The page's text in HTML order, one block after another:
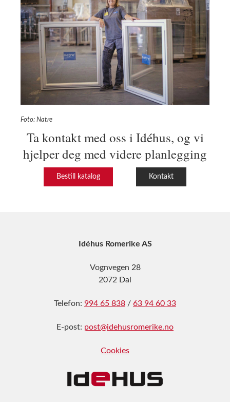
Foto: Natre
Ta kontakt med oss i Idéhus, og vi
hjelper deg med videre planlegging
Bestill katalog Kontakt
Idéhus Romerike AS
Vognvegen 28
2072 Dal
Telefon: 994 65 838 / 63 94 60 33
E-post: post@idehusromerike.no
Cookies